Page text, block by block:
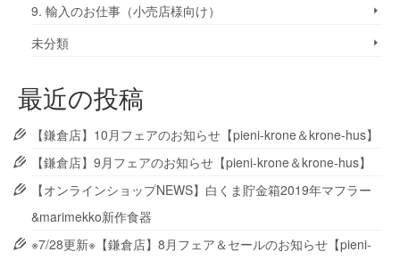
9. 輸入のお仕事（小売店様向け）
未分類
最近の投稿
【鎌倉店】10月フェアのお知らせ【pieni-krone＆krone-hus】
【鎌倉店】9月フェアのお知らせ【pieni-krone＆krone-hus】
【オンラインショップNEWS】白くま貯金箱2019年マフラー
&marimekko新作食器
※7/28更新※【鎌倉店】8月フェア＆セールのお知らせ【pieni-